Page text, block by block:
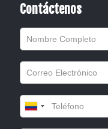
Contáctenos